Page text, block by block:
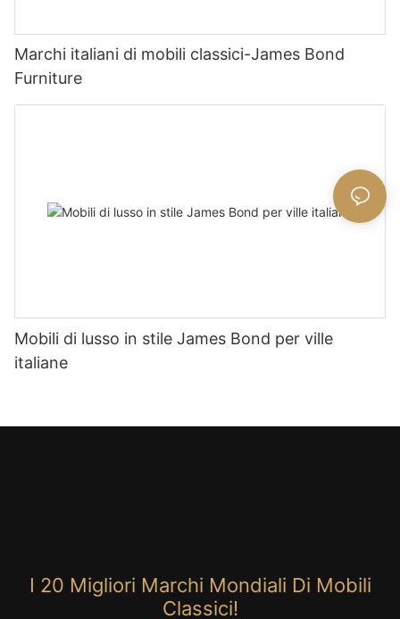
Marchi italiani di mobili classici-James Bond
Furniture
Mobili di lusso in stile James Bond per ville
italiane
I 20 Migliori Marchi Mondiali Di Mobili
Classici!